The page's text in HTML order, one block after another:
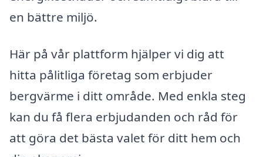
en bättre miljö.
Här på vår plattform hjälper vi dig att
hitta pålitliga företag som erbjuder
bergvärme i ditt område. Med enkla steg
kan du få flera erbjudanden och råd för
att göra det bästa valet för ditt hem och